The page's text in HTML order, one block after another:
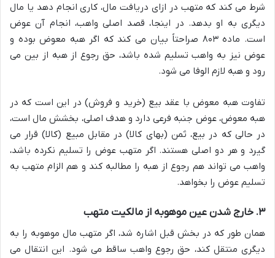
شرط می کند که متهب در ازای دریافت مال، کاری انجام دهد یا مال
دیگری به او بدهد. در اینجا، قصد اصلی واهب، انجام آن عوض
است. ماده ۸۰۳ صراحتاً بیان می کند که اگر هبه معوض بوده و
عوض نیز به واهب تسلیم شده باشد، حق رجوع از هبه از بین می
رود و هبه لازم الوفا می شود.
تفاوت هبه معوض با عقد بیع (خرید و فروش) در این است که در
هبه معوض، عوض جنبه فرعی دارد و هدف اصلی، بخشش مال است،
در حالی که در بیع، ثمن (بهای کالا) در مقابل مبیع (کالا) قرار می
گیرد و هر دو اصلی هستند. اگر متهب عوض را تسلیم نکرده باشد،
واهب می تواند هم رجوع از هبه را مطالبه کند و هم الزام متهب به
تسلیم عوض را بخواهد.
۳. خارج شدن عین موهوبه از مالکیت متهب
همان طور که در بخش قبل اشاره شد، اگر متهب مال موهوبه را به
دیگری منتقل کند، حق رجوع واهب ساقط می شود. این انتقال می